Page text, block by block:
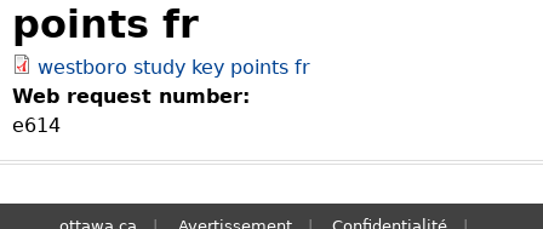
e
y
o
u
r
S
points fr
westboro study key points fr
Web request number:
e614